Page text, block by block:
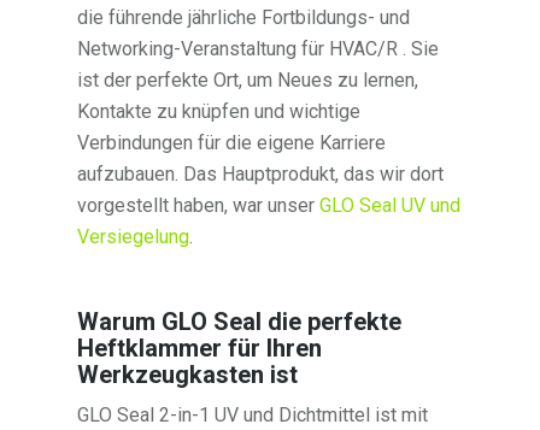
die führende jährliche Fortbildungs- und
Networking-Veranstaltung für HVAC/R . Sie
ist der perfekte Ort, um Neues zu lernen,
Kontakte zu knüpfen und wichtige
Verbindungen für die eigene Karriere
aufzubauen. Das Hauptprodukt, das wir dort
vorgestellt haben, war unserGLO Seal UV und
Versiegelung.
Warum GLO Seal die perfekte
Heftklammer für Ihren
Werkzeugkasten ist
GLO Seal 2-in-1 UV und Dichtmittel ist mit